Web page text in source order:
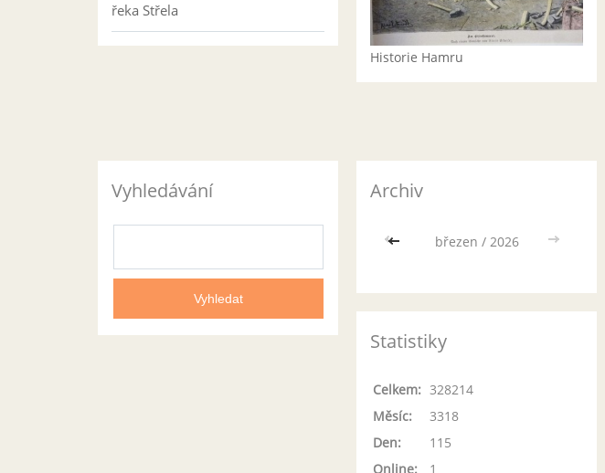
řeka Střela
Historie Hamru
Vyhledávání Archiv
<< březen / 2026 >>
Statistiky
Online: 1
Celkem: 328214
Měsíc:
3318
Den:
115